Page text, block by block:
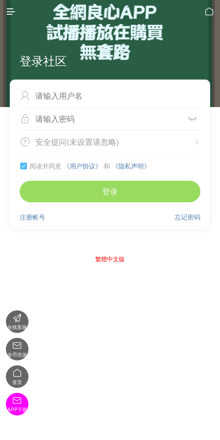
 
登录社区

 
 
安全提问(未设置请忽略)
 阅读并同意 《用户协议》 和 《隐私声明》
登录
忘记密码
注册帐号
繁體中文版

在线客服

金币充值

首页

APP下载